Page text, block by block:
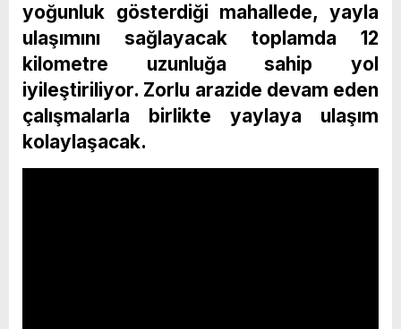
yoğunluk gösterdiği mahallede, yayla
ulaşımını sağlayacak toplamda 12
kilometre uzunluğa sahip yol
iyileştiriliyor. Zorlu arazide devam eden
çalışmalarla birlikte yaylaya ulaşım
kolaylaşacak.